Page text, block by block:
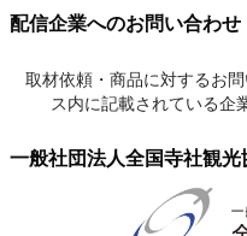
配信企業へのお問い合わせ
取材依頼・商品に対するお
ス内に記載されている企
一般社団法人全国寺社観光